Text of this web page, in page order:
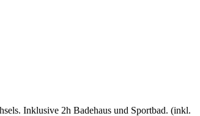
Inklusive 2h Bade­haus und Sportbad. (inkl.